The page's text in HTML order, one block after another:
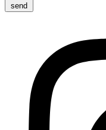
send